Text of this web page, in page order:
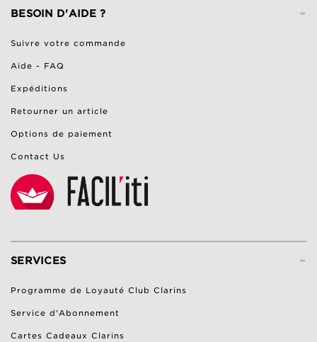
-
BESOIN D'AIDE ?
Suivre votre commande
Aide - FAQ
Expéditions
Retourner un article
Options de paiement
Contact Us
-
SERVICES
Programme de Loyauté Club Clarins
Service d'Abonnement
Cartes Cadeaux Clarins